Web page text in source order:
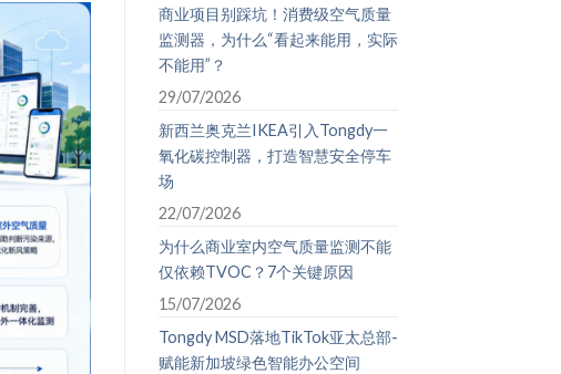
商业项目别踩坑！消费级空气质量
监测器，为什么“看起来能用，实际
不能用”？
29/07/2026
新西兰奥克兰IKEA引入Tongdy一
氧化碳控制器，打造智慧安全停车
场
22/07/2026
为什么商业室内空气质量监测不能
仅依赖TVOC？7个关键原因
15/07/2026
Tongdy MSD落地TikTok亚太总部-
赋能新加坡绿色智能办公空间